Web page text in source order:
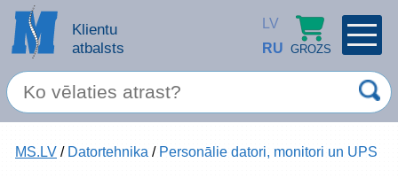
Klientu
atbalsts
LV
RU GROZS
×
Spec. piedāvājums
MS.LV / Datortehnika / Personālie datori, monitori un UPS